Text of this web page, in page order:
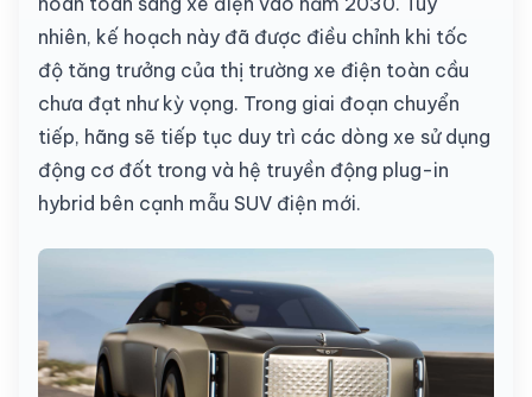
nhiên, kế hoạch này đã được điều chỉnh khi tốc
độ tăng trưởng của thị trường xe điện toàn cầu
chưa đạt như kỳ vọng. Trong giai đoạn chuyển
tiếp, hãng sẽ tiếp tục duy trì các dòng xe sử dụng
động cơ đốt trong và hệ truyền động plug-in
hybrid bên cạnh mẫu SUV điện mới.